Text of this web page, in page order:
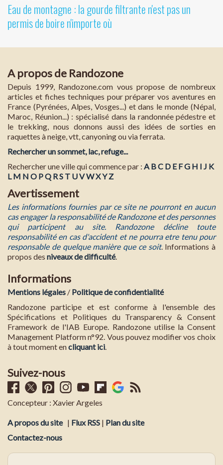
Eau de montagne : la gourde filtrante n'est pas un
permis de boire n'importe où
A propos de Randozone
Depuis 1999, Randozone.com vous propose de nombreux
articles et fiches techniques pour préparer vos aventures en
France (Pyrénées, Alpes, Vosges...) et dans le monde (Népal,
Maroc, Réunion...) : spécialisé dans la randonnée pédestre et
le trekking, nous donnons aussi des idées de sorties en
raquettes à neige, vtt, canyoning ou via ferrata.
Rechercher un sommet, lac, refuge...
Rechercher une ville qui commence par : A BC D E FG H I J K
L M N O PQ RS T UVWXY Z
Avertissement
Les informations fournies par ce site ne pourront en aucun
cas engager la responsabilité de Randozone et des personnes
qui participent au site. Randozone décline toute
responsabilité en cas d'accident et ne pourra etre tenu pour
responsable de quelque manière que ce soit. Informations à
propos des niveaux de difficulté.
Informations
Mentions légales / Politique de confidentialité
Randozone participe et est conforme à l'ensemble des
Spécifications et Politiques du Transparency & Consent
Framework de l'IAB Europe. Randozone utilise la Consent
Management Platform n°92. Vous pouvez modifier vos choix
à tout moment encliquant ici.
Suivez-nous
Concepteur : Xavier Argeles
A propos du site | Flux RSS | Plan du site
Contactez-nous